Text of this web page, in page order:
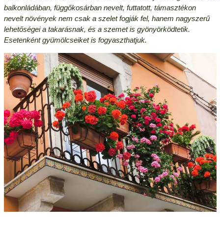
balkonládában, függőkosárban nevelt, futtatott, támasztékon
nevelt növények nem csak a szelet fogják fel, hanem nagyszerű
lehetőségei a takarásnak, és a szemet is gyönyörködtetik.
Esetenként gyümölcseiket is fogyaszthatjuk.